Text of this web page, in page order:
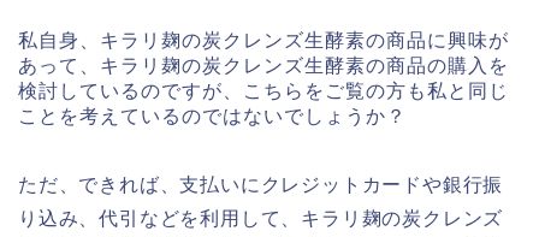
私自身、キラリ麹の炭クレンズ生酵素の商品に興味が
あって、キラリ麹の炭クレンズ生酵素の商品の購入を
検討しているのですが、こちらをご覧の方も私と同じ
ことを考えているのではないでしょうか？
ただ、できれば、支払いにクレジットカードや銀行振
り込み、代引などを利用して、キラリ麹の炭クレンズ